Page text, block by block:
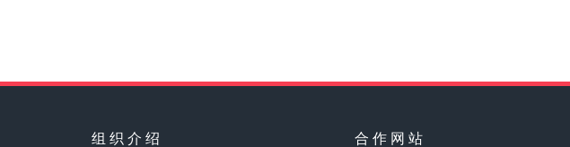
组 织 介 绍 合 作 网 站